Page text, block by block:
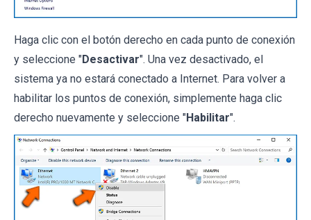
Haga clic con el botón derecho en cada punto de conexión
y seleccione "Desactivar". Una vez desactivado, el
sistema ya no estará conectado a Internet. Para volver a
habilitar los puntos de conexión, simplemente haga clic
derecho nuevamente y seleccione "Habilitar".